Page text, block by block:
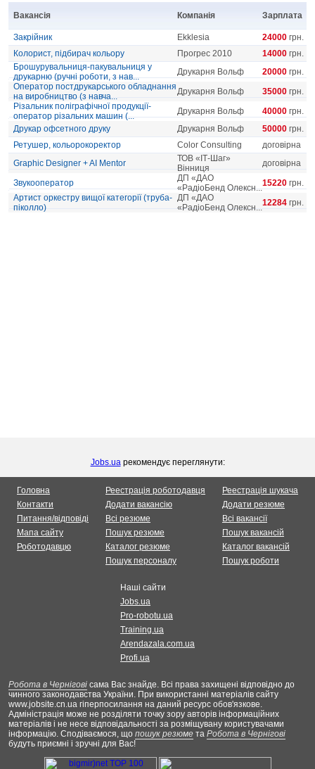
Вакансія Компанія Зарплата
Закрійник Ekklesia 24000 грн.
Колорист, підбирач кольору
Прогрес 2010 14000 грн.
Брошурувальниця-пакувальниця у
друкарню (ручні роботи, з нав...
Друкарня Вольф 20000 грн.
Оператор постдрукарського обладнання
на виробництво (з навча...
Друкарня Вольф 35000 грн.
Різальник поліграфічної продукції-
оператор різальних машин (...
Друкарня Вольф 40000 грн.
Друкар офсетного друку
Друкарня Вольф 50000 грн.
Ретушер, кольорокоректор
Color Consulting
договірна
Graphic Designer + AI Mentor
ТОВ «ІТ-Шаг»
Вінниця
договірна
Звукооператор
ДП «ДАО
«РадіоБенд Олексн...15220 грн.
Артист оркестру вищої категорії (труба-
піколло)
ДП «ДАО
«РадіоБенд Олексн...12284 грн.
Jobs.uaрекомендує переглянути:
Головна
Контакти
Питання/відповіді
Мапа сайту
Роботодавцю
Реестрація роботодавця
Додати вакансію
Всі резюме
Пошук резюме
Каталог резюме
Пошук персоналу
Реестрація шукача
Додати резюме
Всі вакансії
Пошук вакансій
Каталог вакансій
Пошук роботи
Наші сайти
Jobs.ua
Pro-robotu.ua
Training.ua
Arendazala.com.ua
Profi.ua
Робота в Чернігові сама Вас знайде. Всі права захищені відповідно до
чинного законодавства України. При використанні матеріалів сайту
www.jobsite.cn.ua гіперпосилання на даний ресурс обов'язкове.
Адміністрація може не розділяти точку зору авторів інформаційних
матеріалів і не несе відповідальності за розміщувану користувачами
інформацію. Сподіваємося, що пошук резюме та Робота в Чернігові
будуть приємні і зручні для Вас!